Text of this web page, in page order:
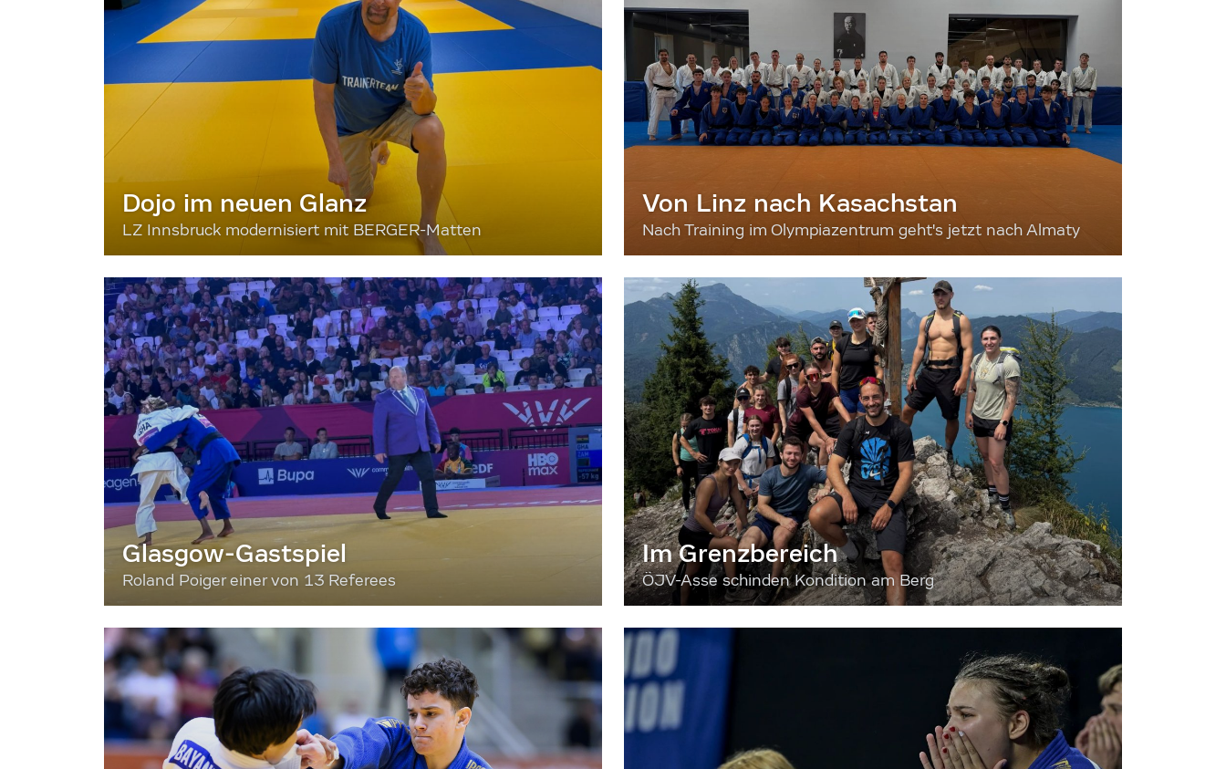
Dojo im neuen Glanz
LZ Innsbruck modernisiert mit BERGER-Matten
Von Linz nach Kasachstan
Nach Training im Olympiazentrum geht's jetzt nach Almaty
Glasgow-Gastspiel
Roland Poiger einer von 13 Referees
Im Grenzbereich
ÖJV-Asse schinden Kondition am Berg